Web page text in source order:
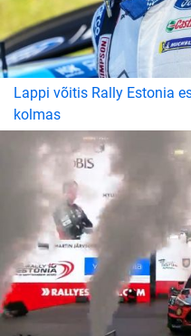
Lappi võitis Rally Estonia
kolmas